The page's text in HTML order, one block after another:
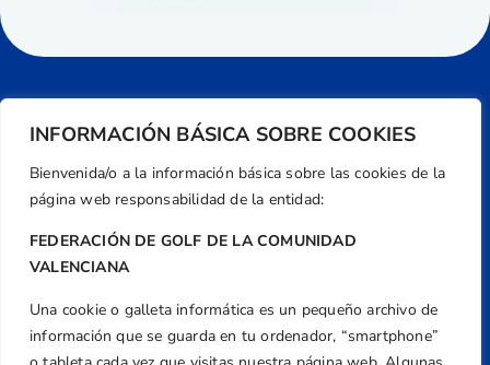
INFORMACIÓN BÁSICA SOBRE COOKIES
Bienvenida/o a la información básica sobre las cookies de la
página web responsabilidad de la entidad:
FEDERACIÓN DE GOLF DE LA COMUNIDAD
VALENCIANA
Una cookie o galleta informática es un pequeño archivo de
información que se guarda en tu ordenador, “smartphone”
Dirección